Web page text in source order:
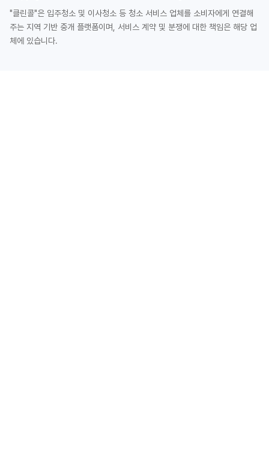
"클린콜"은 입주청소 및 이사청소 등 청소 서비스 업체를 소비자에게 연결해
주는 지역 기반 중개 플랫폼이며, 서비스 계약 및 분쟁에 대한 책임은 해당 업
체에 있습니다.